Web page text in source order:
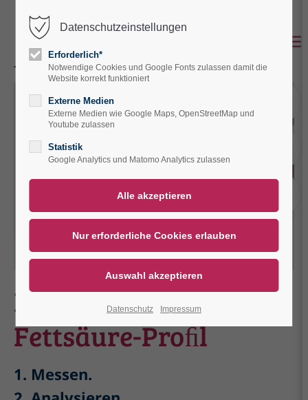
Der Eintrag "offcanvas-col1" existiert leider
nicht.
Der Eintrag "offcanvas-col2" existiert leider
nicht.
Der Eintrag "offcanvas-col3" existiert leider
nicht.
Der Eintrag "offcanvas-col4" existiert leider
Bestimmen Sie Ihr
Fettsäure-Proﬁl
1. Messen.
Datenschutzeinstellungen
Erforderlich*
Notwendige Cookies und Google Fonts zulassen damit die
Website korrekt funktioniert
Externe Medien
Externe Medien wie Google Maps, OpenStreetMap und
Youtube zulassen
Statistik
Google Analytics und Matomo Analytics zulassen
Datenschutz Impressum